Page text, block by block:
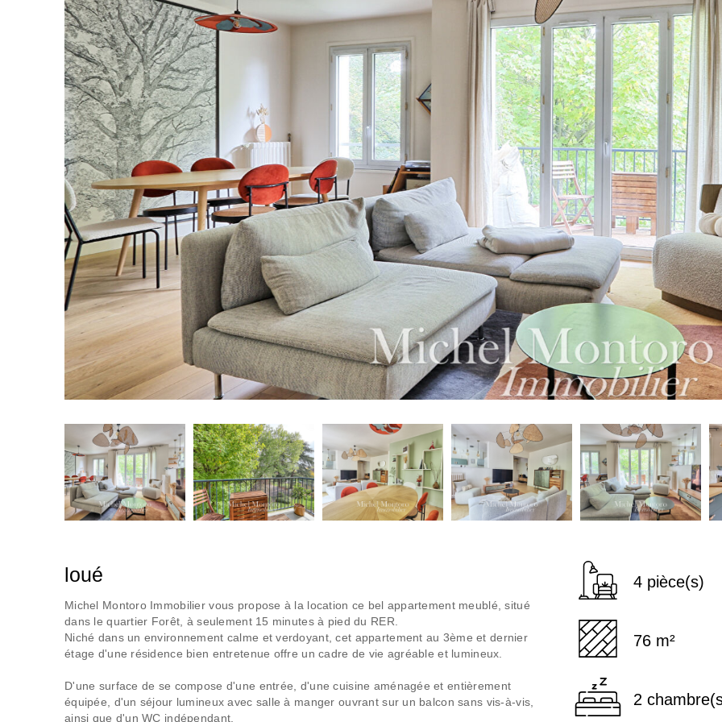
loué
Michel Montoro Immobilier vous propose à la location ce bel appartement meublé, situé
dans le quartier Forêt, à seulement 15 minutes à pied du RER.
Niché dans un environnement calme et verdoyant, cet appartement au 3ème et dernier
étage d'une résidence bien entretenue offre un cadre de vie agréable et lumineux.
D'une surface de se compose d'une entrée, d'une cuisine aménagée et entièrement
équipée, d'un séjour lumineux avec salle à manger ouvrant sur un balcon sans vis-à-vis,
ainsi que d'un WC indépendant.
4 pièce(s)
76 m²
2